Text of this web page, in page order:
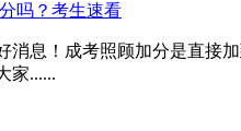
吗？考生速看
！成考照顾加分是直接加
家......